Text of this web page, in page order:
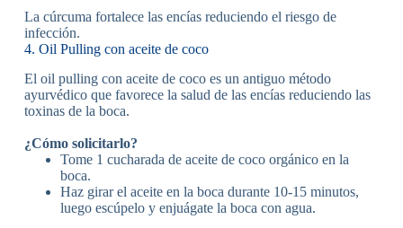
La cúrcuma fortalece las encías reduciendo el riesgo de
infección.
4. Oil Pulling con aceite de coco
El oil pulling con aceite de coco es un antiguo método
ayurvédico que favorece la salud de las encías reduciendo las
toxinas de la boca.
¿Cómo solicitarlo?
Tome 1 cucharada de aceite de coco orgánico en la
boca.
Haz girar el aceite en la boca durante 10-15 minutos,
luego escúpelo y enjuágate la boca con agua.